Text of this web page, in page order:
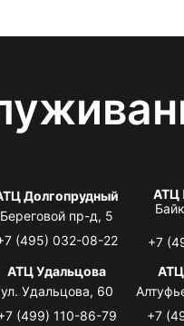
Долгопрудный
Береговой пр-д, 5
(495) 032-08-22
АТЦ
+7
АТЦ Удальцова
ул. Удальцова, 60
(499) 110-86-79
+7